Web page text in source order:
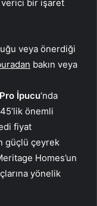
verici bir işaret
veya önerdiği
bakın veya
İpucu‘nda
önemli
fiyat
güçlü çeyrek
Homes’un
yönelik